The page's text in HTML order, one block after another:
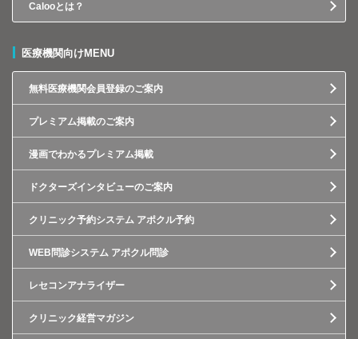
Calooとは？
医療機関向けMENU
無料医療機関会員登録のご案内
プレミアム掲載のご案内
漫画でわかるプレミアム掲載
ドクターズインタビューのご案内
クリニック予約システム アポクル予約
WEB問診システム アポクル問診
レセコンアナライザー
クリニック経営マガジン